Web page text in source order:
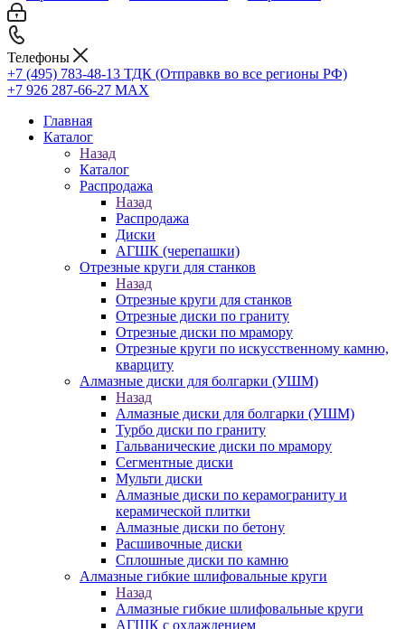
Телефоны
+7 (495) 783-48-13 ТДК (Отправкв во все регионы РФ)
+7 926 287-66-27 МАХ
Главная
Каталог
Назад
Каталог
Распродажа
Назад
Распродажа
Диски
АГШК (черепашки)
Отрезные круги для станков
Назад
Отрезные круги для станков
Отрезные диски по граниту
Отрезные диски по мрамору
Отрезные круги по искусственному камню,
кварциту
Алмазные диски для болгарки (УШМ)
Назад
Алмазные диски для болгарки (УШМ)
Турбо диски по граниту
Гальванические диски по мрамору
Сегментные диски
Мульти диски
Алмазные диски по керамограниту и
керамической плитки
Алмазные диски по бетону
Расшивочные диски
Сплошные диски по камню
Алмазные гибкие шлифовальные круги
Назад
Алмазные гибкие шлифовальные круги
АГШК с охлаждением